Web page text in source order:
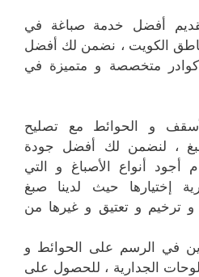
أفضل خدمة صباغة في
الكويت ، نضمن لك أفضل
متخصصة و متميزة في
و الحوائط مع تصليح
، لنضمن لك أفضل جودة
أجود أنواع الأصباغ و التي
إختيارها حيث لدينا صبغ
ترخيم و تعتيق و غيرها من
في الرسم على الحوائط و
الجدارية ، للحصول على